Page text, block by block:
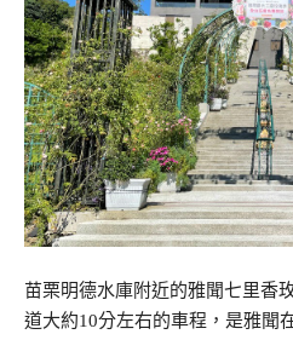
苗栗明德水庫附近的雅聞七里香
道大約10分左右的車程，是雅聞